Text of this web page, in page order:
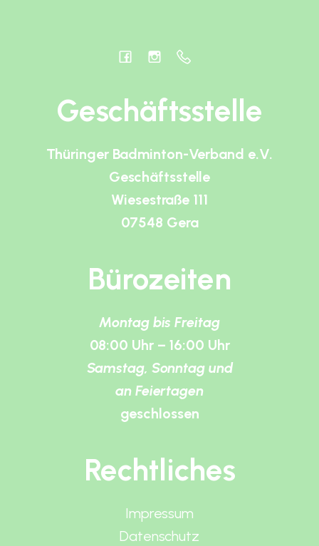
Geschäftsstelle
Thüringer Badminton-Verband e.V.
Geschäftsstelle
Wiesestraße 111
07548 Gera
Bürozeiten
Montag bis Freitag
08:00 Uhr – 16:00 Uhr
Samstag, Sonntag und
an Feiertagen
geschlossen
Rechtliches
Impressum
Datenschutz